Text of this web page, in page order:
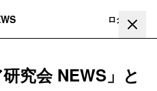
ログイン
究会 NEWS」と